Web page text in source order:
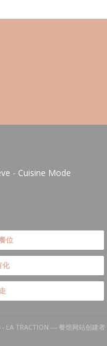
- Cuisine Mode
位
化
LA TRACTION — 餐馆网站创建者